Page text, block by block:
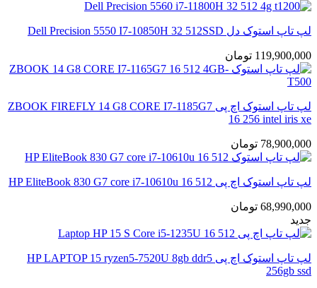
لپ تاپ استوک دل Dell Precision 5550 I7-10850H 32 512SSD
119,900,000 تومان
لپ تاپ استوک اچ پی ZBOOK FIREFLY 14 G8 CORE I7-1185G7
16 256 intel iris xe
78,900,000 تومان
لپ تاپ استوک اچ پی HP EliteBook 830 G7 core i7-10610u 16 512
68,990,000 تومان
جدید
لپ تاپ استوک اچ پی HP LAPTOP 15 ryzen5-7520U 8gb ddr5
256gb ssd